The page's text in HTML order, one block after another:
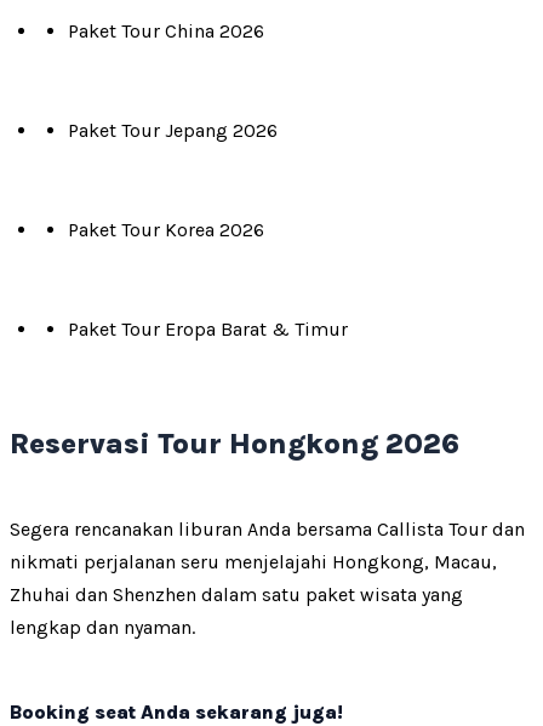
Paket Tour China 2026
Paket Tour Jepang 2026
Paket Tour Korea 2026
Paket Tour Eropa Barat & Timur
Reservasi Tour Hongkong 2026
Segera rencanakan liburan Anda bersama Callista Tour dan
nikmati perjalanan seru menjelajahi Hongkong, Macau,
Zhuhai dan Shenzhen dalam satu paket wisata yang
lengkap dan nyaman.
Booking seat Anda sekarang juga!